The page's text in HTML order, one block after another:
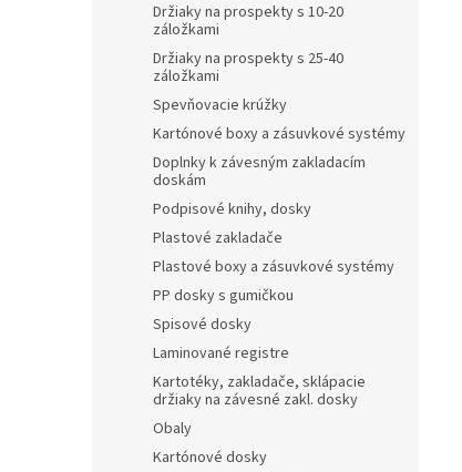
Držiaky na prospekty s 10-20
záložkami
Držiaky na prospekty s 25-40
záložkami
Spevňovacie krúžky
Kartónové boxy a zásuvkové systémy
Doplnky k závesným zakladacím
doskám
Podpisové knihy, dosky
Plastové zakladače
Plastové boxy a zásuvkové systémy
PP dosky s gumičkou
Spisové dosky
Laminované registre
Kartotéky, zakladače, sklápacie
držiaky na závesné zakl. dosky
Obaly
Kartónové dosky